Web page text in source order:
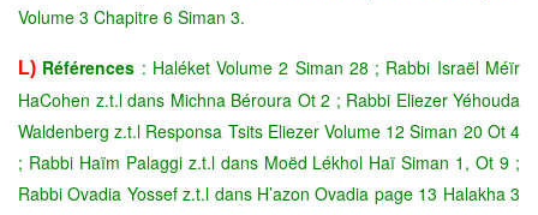
Volume 3 Chapitre 6 Siman 3.
L) Références : Haléket Volume 2 Siman 28 ; Rabbi Israël Méïr
HaCohen z.t.l dans Michna Béroura Ot 2 ; Rabbi Eliezer Yéhouda
Waldenberg z.t.l Responsa Tsits Eliezer Volume 12 Siman 20 Ot 4
; Rabbi Haïm Palaggi z.t.l dans Moëd Lékhol Haï Siman 1, Ot 9 ;
Rabbi Ovadia Yossef z.t.l dans H’azon Ovadia page 13 Halakha 3